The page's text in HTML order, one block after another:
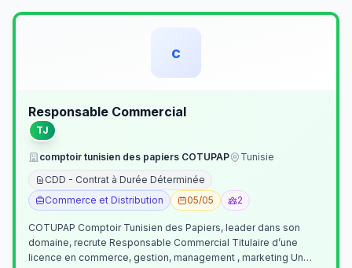
c
Responsable Commercial
TJ
comptoir tunisien des papiers COTUPAP
Tunisie
CDD - Contrat à Durée Déterminée
Commerce et Distribution
05/05 2
COTUPAP Comptoir Tunisien des Papiers, leader dans son
domaine, recrute Responsable Commercial Titulaire d’une
licence en commerce, gestion, management , marketing Un